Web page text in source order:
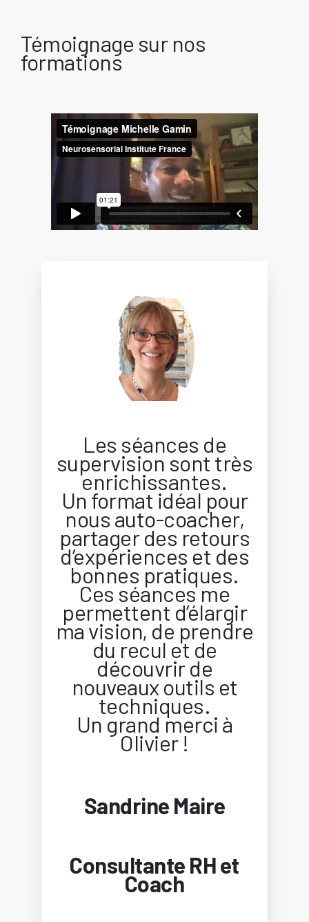
Témoignage sur nos
formations
Les séances de
supervision sont très
enrichissantes.
Un format idéal pour
nous auto-coacher,
partager des retours
d’expériences et des
bonnes pratiques.
Ces séances me
permettent d’élargir
ma vision, de prendre
du recul et de
découvrir de
nouveaux outils et
techniques.
Un grand merci à
Olivier !
Sandrine Maire
Consultante RH et
Coach